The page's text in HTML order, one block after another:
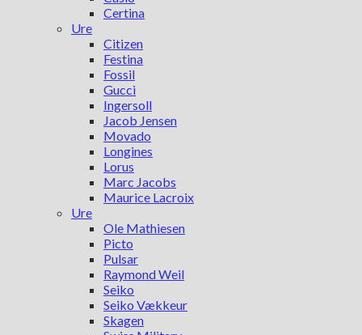
Certina
Ure
Citizen
Festina
Fossil
Gucci
Ingersoll
Jacob Jensen
Movado
Longines
Lorus
Marc Jacobs
Maurice Lacroix
Ure
Ole Mathiesen
Picto
Pulsar
Raymond Weil
Seiko
Seiko Vækkeur
Skagen